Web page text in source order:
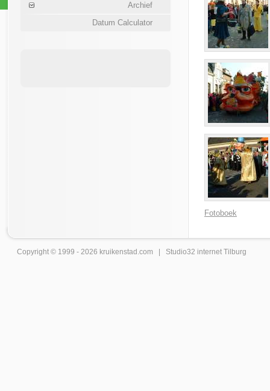
Archief
Datum Calculator
Fotoboek
Copyright © 1999 - 2026 kruikenstad .com | Studio32 internet Tilburg